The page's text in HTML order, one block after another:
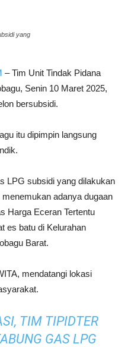
yang
– Tim Unit Tindak Pidana
Senin 10 Maret 2025,
bersubsidi.
itu dipimpin langsung
LPG subsidi yang dilakukan
adanya dugaan
Harga Eceran Tertentu
es batu di Kelurahan
Barat.
mendatangi lokasi
TIM TIPIDTER
GAS LPG